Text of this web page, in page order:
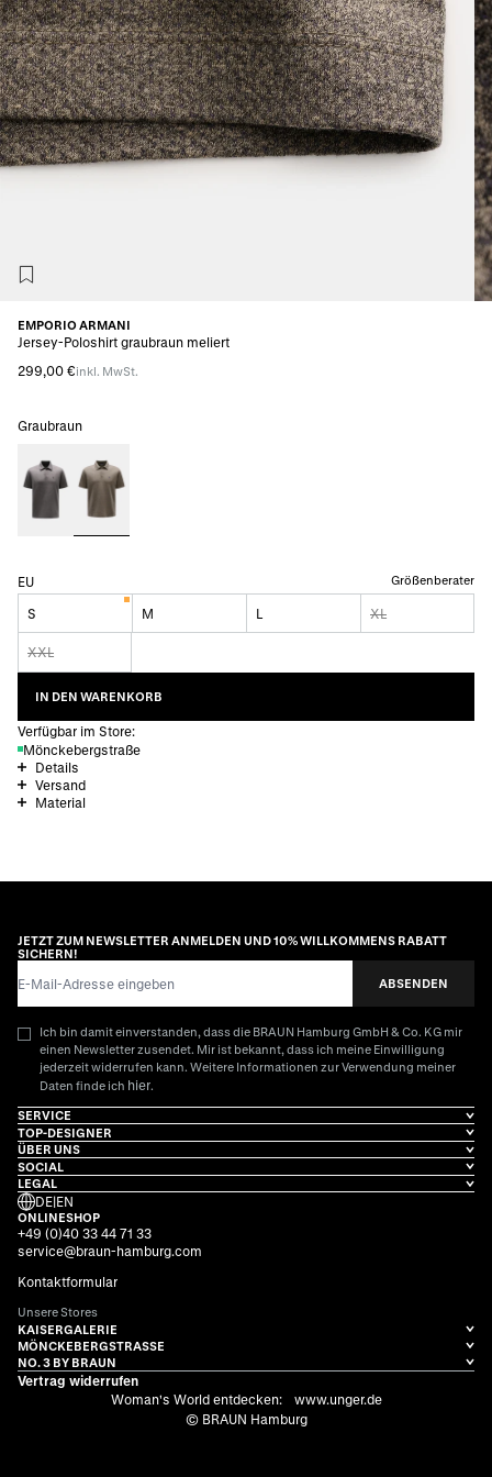
EMPORIO ARMANI
Jersey-Poloshirt graubraun meliert
299,00 €inkl. MwSt.
Graubraun
EU Größenberater
S M L XL
XXL
IN DEN WARENKORB
Verfügbar im Store:
Mönckebergstraße
Details
Versand
Material
JETZT ZUM NEWSLETTER ANMELDEN UND 10% WILLKOMMENS RABATT
SICHERN!
ABSENDEN
Ich bin damit einverstanden, dass die BRAUN Hamburg GmbH & Co. KG mir
einen Newsletter zusendet. Mir ist bekannt, dass ich meine Einwilligung
jederzeit widerrufen kann. Weitere Informationen zur Verwendung meiner
Daten finde ich hier.
SERVICE
TOP-DESIGNER
ÜBER UNS
SOCIAL
LEGAL
DE|EN
ONLINESHOP
+49 (0)40 33 44 71 33
service@braun-hamburg.com
Kontaktformular
Unsere Stores
KAISERGALERIE
MÖNCKEBERGSTRASSE
NO. 3 BY BRAUN
Vertrag widerrufen
Woman's World entdecken:
www.unger.de
© BRAUN Hamburg